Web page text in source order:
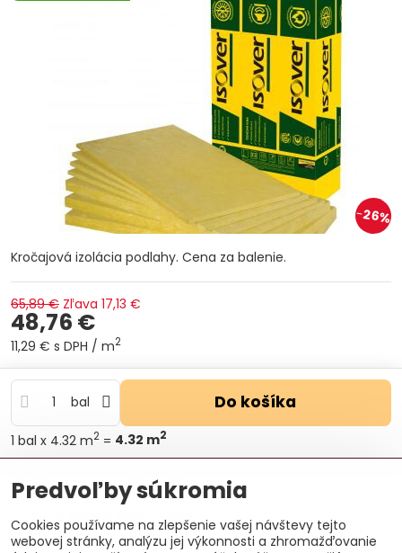
26%
Kročajová izolácia podlahy. Cena za balenie.
65,89 € Zľava 17,13 €
48,76 €
11,29 € s DPH / m2
bal Do košíka
1 bal x 4.32 m2 = 4.32 m2
Otázka k produktu
Doručenia
Výrobca:
ISOVER Saint-Gobain
Predvoľby súkromia
Cookies používame na zlepšenie vašej návštevy tejto
webovej stránky, analýzu jej výkonnosti a zhromažďovanie